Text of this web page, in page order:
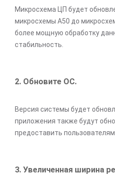
Микросхема ЦП будет
микросхемы A50 до
более мощную обработку
стабильность.
2. Обновите ОС.
Версия системы будет
приложения также будут
предоставить
3. Увеличенная ширина